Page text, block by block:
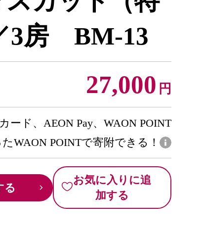
3房 BM-13
27,000 円
ード、AEON Pay、WAON POINT
WAON POINTで寄附できる！
る
お気に入りに追
加する